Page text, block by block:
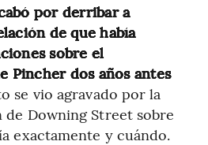
por derribar a
de que había
sobre el
Pincher dos años antes
se vio agravado por la
Downing Street sobre
exactamente y cuándo.